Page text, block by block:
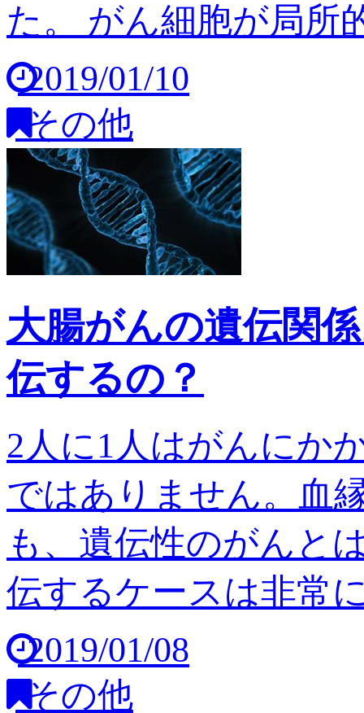
た。 がん細胞が局所
2019/01/10
その他
大腸がんの遺伝関
伝するの？
2人に1人はがんにか
ではありません。血
も、遺伝性のがんと
伝するケースは非常
2019/01/08
その他